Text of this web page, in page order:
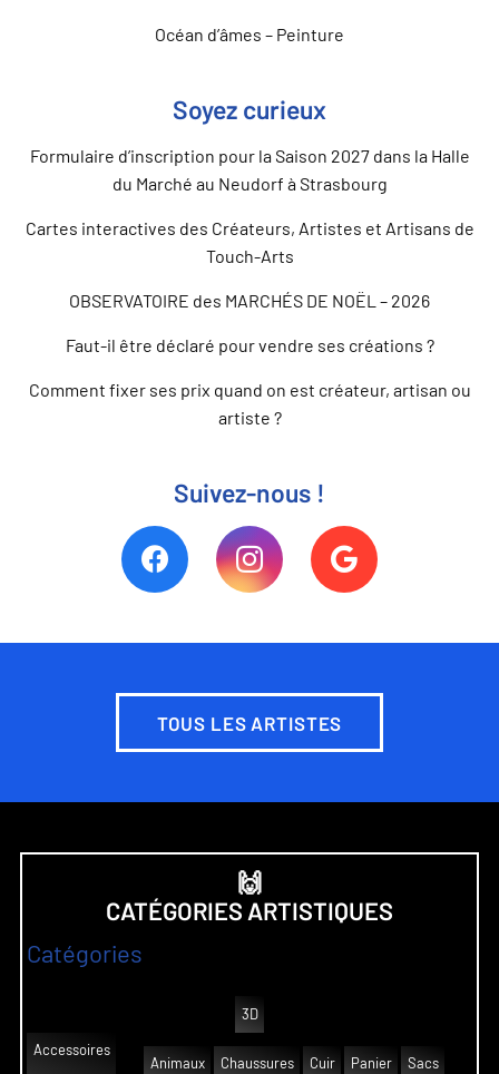
Océan d’âmes – Peinture
Soyez curieux
Formulaire d’inscription pour la Saison 2027 dans la Halle
du Marché au Neudorf à Strasbourg
Cartes interactives des Créateurs, Artistes et Artisans de
Touch-Arts
OBSERVATOIRE des MARCHÉS DE NOËL – 2026
Faut-il être déclaré pour vendre ses créations ?
Comment fixer ses prix quand on est créateur, artisan ou
artiste ?
Suivez-nous !
TOUS LES ARTISTES
🙌
CATÉGORIES ARTISTIQUES
Catégories
3D
Accessoires
Animaux
Chaussures Cuir Panier Sacs